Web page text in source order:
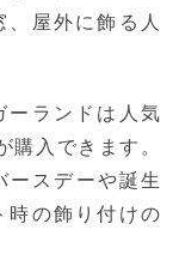
屋外に飾る人
ーランドは人気
購入できます。
ースデーや誕生
時の飾り付けの